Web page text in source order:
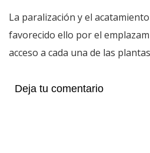
La paralización y el
favorecido ello por el
acceso a cada una de las
Deja tu comentario